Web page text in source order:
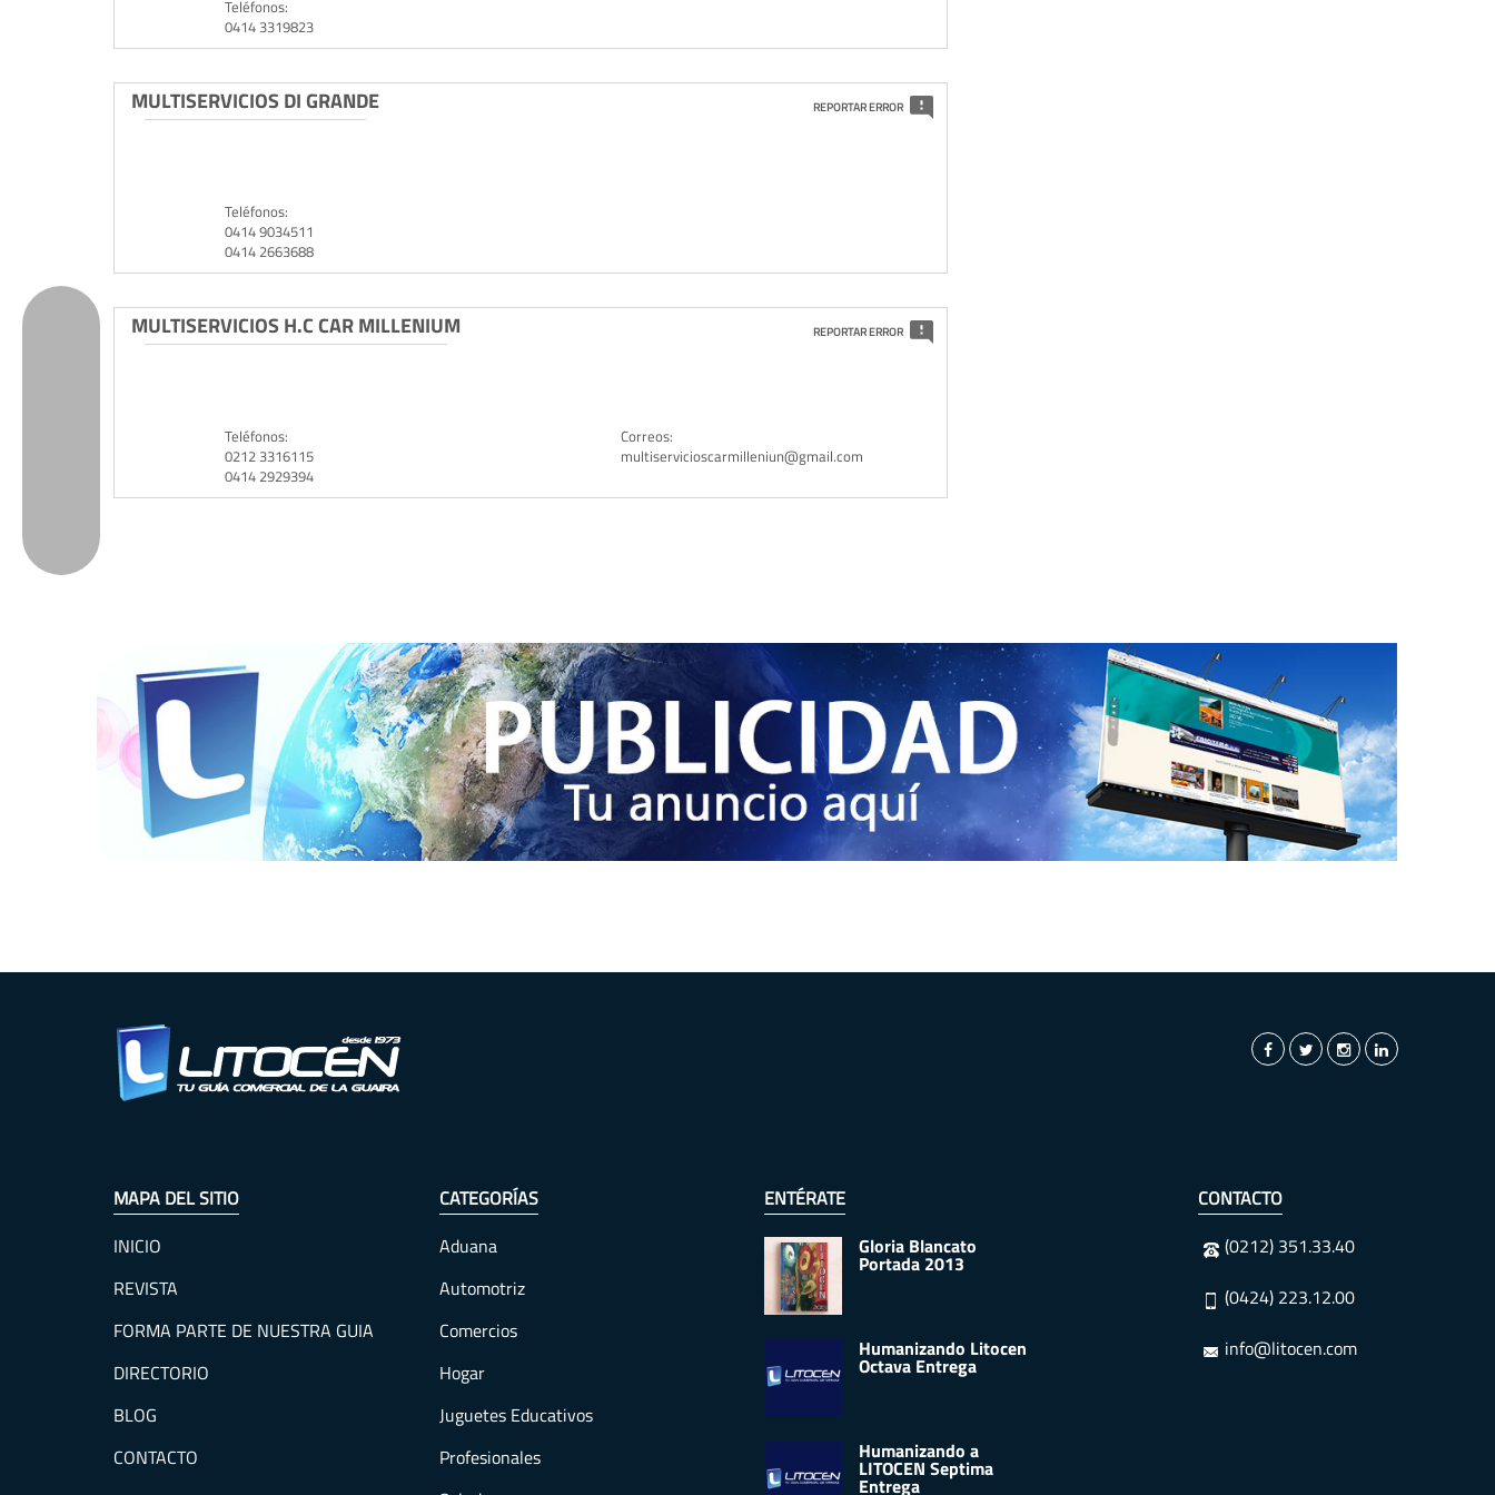
Teléfonos:
0414 3319823
MULTISERVICIOS DI GRANDE
Teléfonos:
0414 9034511
0414 2663688
REPORTAR ERROR
MULTISERVICIOS H.C CAR MILLENIUM
Teléfonos:
0212 3316115
0414 2929394
Correos:
multiservicioscarmilleniun@gmail.com
REPORTAR ERROR
MAPA DEL SITIO
INICIO
REVISTA
FORMA PARTE DE NUESTRA GUIA
DIRECTORIO
BLOG
CONTACTO
CATEGORÍAS
Aduana
Automotriz
Comercios
Hogar
Juguetes Educativos
Profesionales
ENTÉRATE
Gloria Blancato
Portada 2013
Humanizando Litocen
Octava Entrega
Humanizando a
LITOCEN Septima
Entrega
CONTACTO
(0212) 351.33.40
(0424) 223.12.00
info@litocen.com